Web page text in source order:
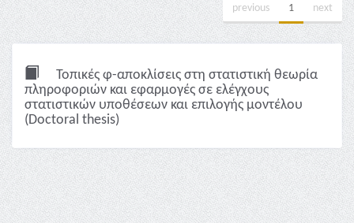
previous 1 next
Τοπικές φ-αποκλίσεις στη στατιστική θεωρία
πληροφοριών και εφαρμογές σε ελέγχους
στατιστικών υποθέσεων και επιλογής μοντέλου
(Doctoral thesis)